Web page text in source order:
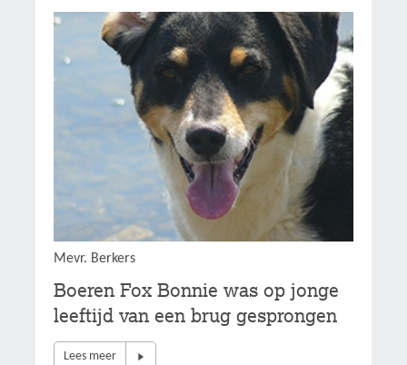
Mevr. Berkers
Boeren Fox Bonnie was op jonge
leeftijd van een brug gesprongen
Lees meer